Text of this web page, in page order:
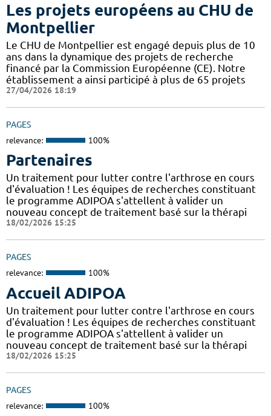
Les projets européens au CHU de
Montpellier
Le CHU de Montpellier est engagé depuis plus de 10
ans dans la dynamique des projets de recherche
financé par la Commission Européenne (CE). Notre
établissement a ainsi participé à plus de 65 projets
27/04/2026 18:19
PAGES
relevance: 100%
Partenaires
Un traitement pour lutter contre l'arthrose en cours
d'évaluation ! Les équipes de recherches constituant
le programme ADIPOA s'attellent à valider un
nouveau concept de traitement basé sur la thérapi
18/02/2026 15:25
PAGES
relevance: 100%
Accueil ADIPOA
Un traitement pour lutter contre l'arthrose en cours
d'évaluation ! Les équipes de recherches constituant
le programme ADIPOA s'attellent à valider un
nouveau concept de traitement basé sur la thérapi
18/02/2026 15:25
PAGES
relevance: 100%